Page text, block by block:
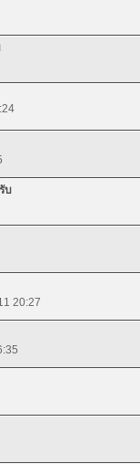
บ
20:27